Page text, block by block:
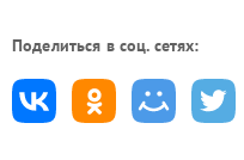
Поделиться в соц. сетях: